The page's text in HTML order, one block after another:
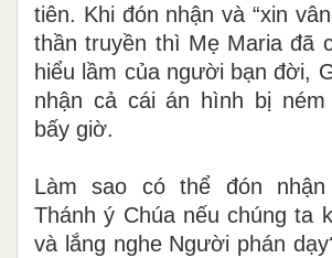
tiên. Khi đón nhận và “xin
thần truyền thì Mẹ Maria đã
hiểu lầm của người bạn đời,
nhận cả cái án hình bị
bấy giờ.
Làm sao có thể đón
Thánh ý Chúa nếu chúng ta
và lắng nghe Người phán